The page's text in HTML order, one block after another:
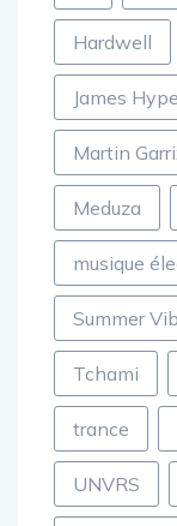
Hardwell
James Hype
Martin
Meduza
musique
Summer
Tchami
trance
UNVRS